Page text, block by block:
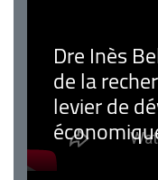
Dre Inès
de la
levier de